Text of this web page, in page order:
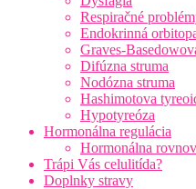
Respiračné
Endokrinná
Graves-
Difúzna struma
Nodózna struma
Hashimotova
Hypotyreóza
Hormonálna regulácia
Hormonálna
Trápi Vás celulitída?
Doplnky stravy